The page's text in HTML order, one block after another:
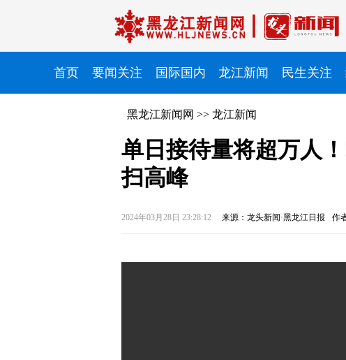
首页 要闻关注 国际国内 龙江新闻 民生关注
黑龙江新闻网 >> 龙江新闻
单日接待量将超万人
扫高峰
2024年03月28日 23:28:12 来源：龙头新闻·黑龙江日报 作